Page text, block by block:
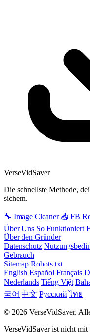
VerseVidSaver
Die schnellste Methode,
sichern.
🔧 Image Cleaner 📥 FB
Über Uns So Funktioniert
Über den Gründer
Datenschutz
Gebrauch
Sitemap Robots.txt
English Español Français
Nederlands Tiếng Việt
국어 中文 Русский ไทย
© 2026 VerseVidSaver.
VerseVidSaver ist nicht